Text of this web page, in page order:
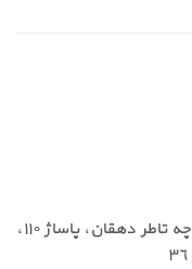
آدرس: خ لاله‌زار جنوبی، ١٠٠ متر بالاتر از کوچه تاطر دهقان، پاساژ ١١٠،